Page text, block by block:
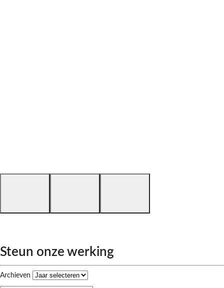
Steun onze werking
Archieven